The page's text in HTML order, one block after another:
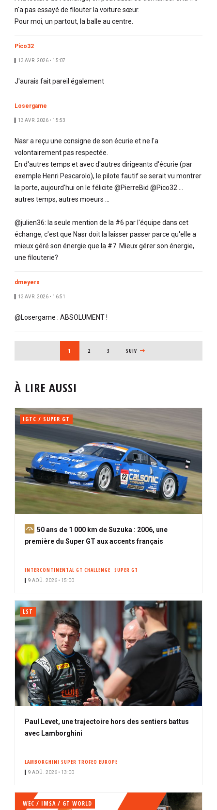
n'a pas essayé de filouter la voiture sœur.
Pour moi, un partout, la balle au centre.
Pico32
13 AVR. 2026 • 15:07
J'aurais fait pareil également
Losergame
13 AVR. 2026 • 15:53
Nasr a reçu une consigne de son écurie et ne l'a
volontairement pas respectée.
En d'autres temps et avec d'autres dirigeants d'écurie (par
exemple Henri Pescarolo), le pilote fautif se serait vu montrer
la porte, aujourd'hui on le félicite @PierreBid @Pico32 ...
autres temps, autres moeurs ...
@julien36: la seule mention de la #6 par l'équipe dans cet
échange, c'est que Nasr doit la laisser passer parce qu'elle a
mieux géré son énergie que la #7. Mieux gérer son énergie,
une filouterie?
dmeyers
13 AVR. 2026 • 16:51
@Losergame : ABSOLUMENT !
PAGE COURANTE
1 PAGE
2 PAGE
3 PAGE SUIVANTE
SUIV
À LIRE AUSSI
IGTC / SUPER GT
A
b
50 ans de 1 000 km de Suzuka : 2006, une
première du Super GT aux accents français
INTERCONTINENTAL GT CHALLENGE SUPER GT
9 AOÛ. 2026 • 15:00
LST
Paul Levet, une trajectoire hors des sentiers battus
avec Lamborghini
LAMBORGHINI SUPER TROFEO EUROPE
9 AOÛ. 2026 • 13:00
WEC / IMSA / GT WORLD